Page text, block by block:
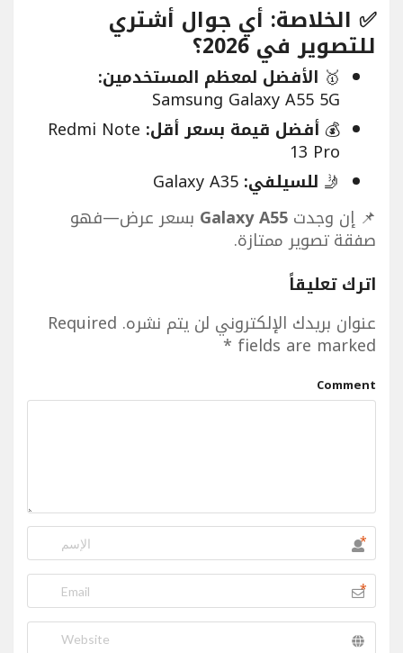
✅ الخلاصة: أي جوال أشتري
للتصوير في 2026؟
🥇 الأفضل لمعظم المستخدمين:
Samsung Galaxy A55 5G
💰 أفضل قيمة بسعر أقل: Redmi Note
13 Pro
🤳 للسيلفي:
📌 إن وجدت Galaxy A55 بسعر عرض—فهو
صفقة تصوير ممتازة.
اترك تعليقاً
عنوان بريدك الإلكتروني لن يتم نشره. Required
fields are marked
*
Comment
*
*